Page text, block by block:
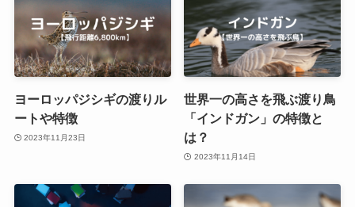
ヨーロッパジシギの渡りル
ートや特徴
2023年11月23日
世界一の高さを飛ぶ渡り鳥
「インドガン」の特徴と
は？
2023年11月14日